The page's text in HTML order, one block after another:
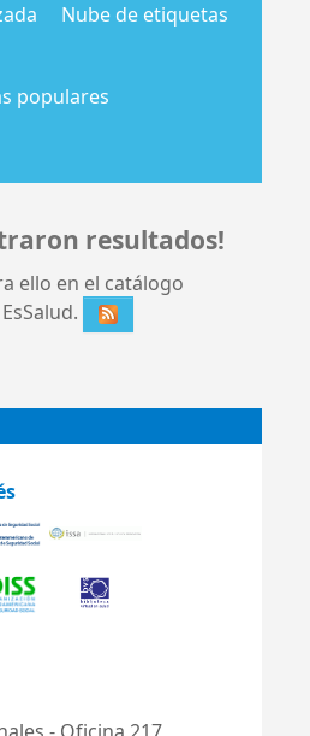
Nube de etiquetas
populares
resultados!
ello en el catálogo